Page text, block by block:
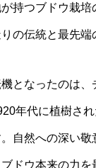
持つブドウ栽
の伝統と最先端
となったのは
年代に植樹さ
自然への深い
ドウ本来の力